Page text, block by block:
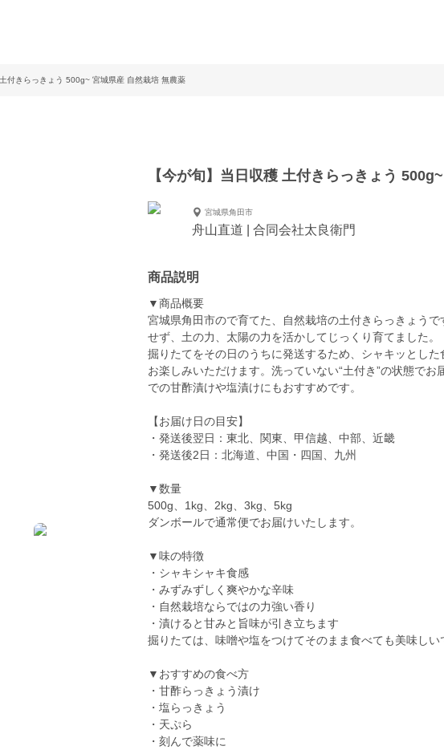
土付きらっきょう 500g~ 宮城県産 自然栽培 無農薬
【今が旬】当日収穫 土付きらっきょう
宮城県角田市
舟山直道 | 合同会社太良衛門
商品説明
▼商品概要
宮城県角田市ので育てた、自然栽培の土付きらっきょう
せず、土の力、太陽の力を活かしてじっくり育てました。
掘りたてをその日のうちに発送するため、シャキッとし
お楽しみいただけます。洗っていない“土付き”の状態で
での甘酢漬けや塩漬けにもおすすめです。
【お届け日の目安】
・発送後翌日：東北、関東、甲信越、中部、近畿
・発送後2日：北海道、中国・四国、九州
▼数量
500g、1kg、2kg、3kg、5kg
ダンボールで通常便でお届けいたします。
▼味の特徴
・シャキシャキ食感
・みずみずしく爽やかな辛味
・自然栽培ならではの力強い香り
・漬けると甘みと旨味が引き立ちます
掘りたては、味噌や塩をつけてそのまま食べても美味しい
▼おすすめの食べ方
・甘酢らっきょう漬け
・塩らっきょう
・天ぷら
・刻んで薬味に